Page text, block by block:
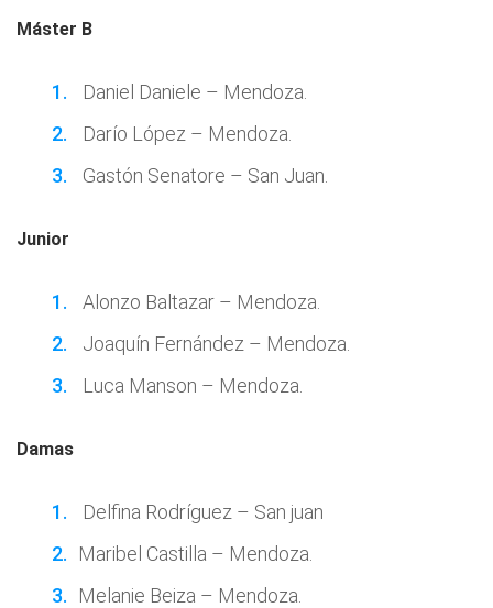
Máster B
Daniel Daniele – Mendoza.
Darío López – Mendoza.
Gastón Senatore – San Juan.
Junior
Alonzo Baltazar – Mendoza.
Joaquín Fernández – Mendoza.
Luca Manson – Mendoza.
Damas
Delfina Rodríguez – San juan
Maribel Castilla – Mendoza.
Melanie Beiza – Mendoza.